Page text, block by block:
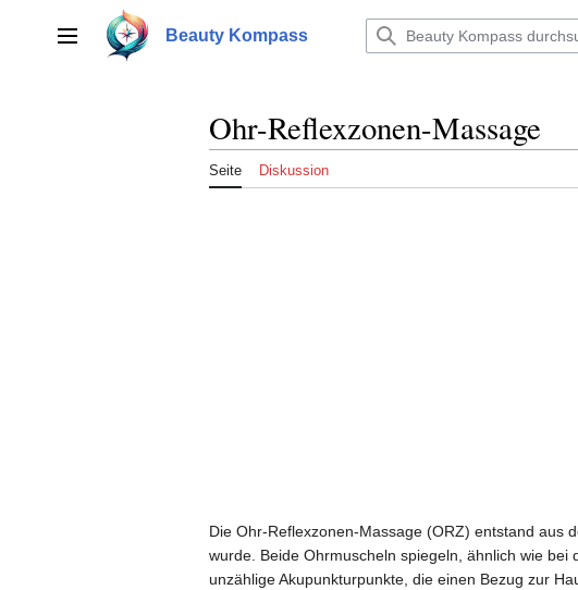
springenHauptmenü Beauty Kompass
Ohr-Reflexzonen-Massage
Seite Diskussion
Die Ohr-Reflexzonen-Massage (ORZ) entstand aus
wurde. Beide Ohrmuscheln spiegeln, ähnlich wie bei
unzählige Akupunkturpunkte, die einen Bezug zur